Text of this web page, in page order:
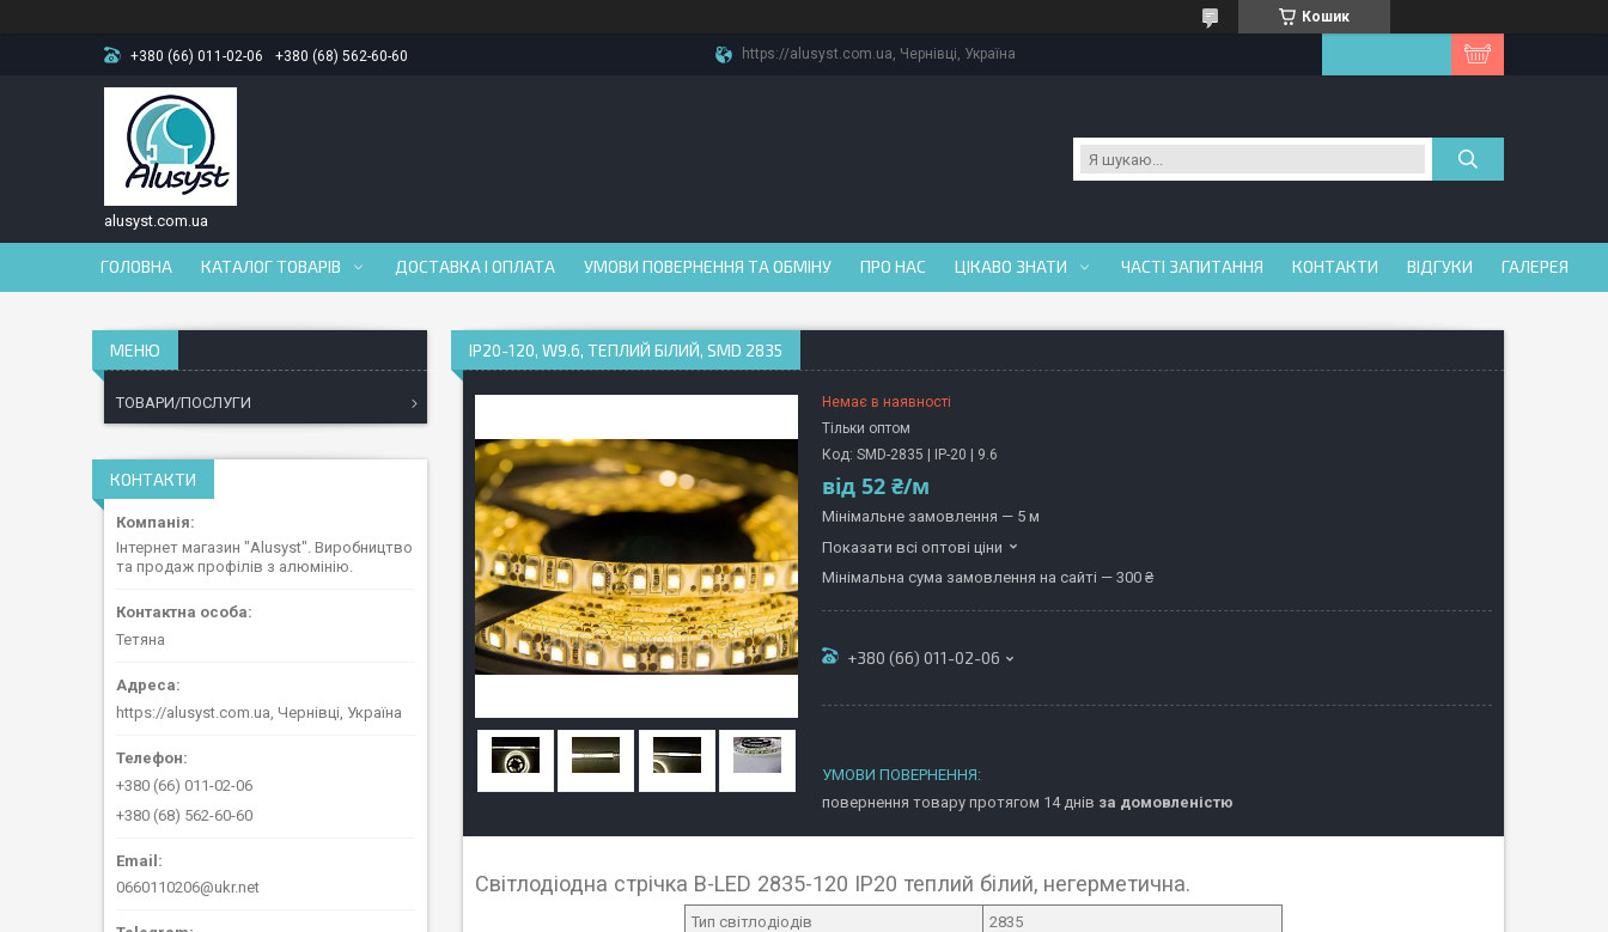
Кошик
+380 (66) 011-02-06 +380 (68) 562-60-60 https://alusyst.com.ua, Чернівці, Україна
alusyst.com.ua
ГОЛОВНА КАТАЛОГ ТОВАРІВ ДОСТАВКА І ОПЛАТА УМОВИ ПОВЕРНЕННЯ ТА ОБМІНУ ПРО НАС ЦІКАВО ЗНАТИ ЧАСТІ ЗАПИТАННЯ КОНТАКТИ ВІДГУКИ ГАЛЕРЕЯ
IP20-120, W9.6, ТЕПЛИЙ БІЛИЙ, SMD 2835
Немає в наявності
Тільки оптом
Код: SMD-2835 | IP-20 | 9.6
від 52 ₴/м
Мінімальне замовлення — 5 м
Показати всі оптові ціни
Мінімальна сума замовлення на сайті — 300 ₴
+380 (66) 011-02-06
повернення товару протягом 14 днів за домовленістю
Світлодіодна стрічка B-LED 2835-120 IP20 теплий білий, негерметична.
Тип світлодіодів
2835
ТОВАРИ/ПОСЛУГИ
КОНТАКТИ
Інтернет магазин "Alusyst". Виробництво
та продаж профілів з алюмінію.
Тетяна
https://alusyst.com.ua, Чернівці, Україна
+380 (66) 011-02-06
+380 (68) 562-60-60
0660110206@ukr.net